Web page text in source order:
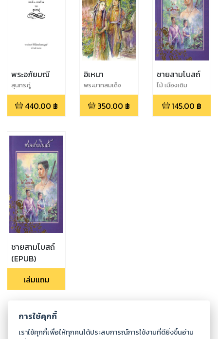
พระอภัยมณี
สุนทรภู่
440.00 ฿
อิเหนา
พระบาทสมเด็จ
พระพุทธเลิศหล้า
นภาลัย350.00 ฿
ชายสามโบสถ์
ไม้ เมืองเดิม
145.00 ฿
ชายสามโบสถ์
(EPUB)
เล่มแถม
การใช้คุกกี้
เราใช้คุกกี้เพื่อให้ทุกคนได้ประสบการณ์การใช้งานที่ดียิ่งขึ้นอ่าน